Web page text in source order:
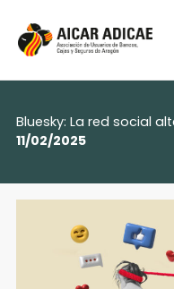
contenido
Bluesky: La red social
11/02/2025